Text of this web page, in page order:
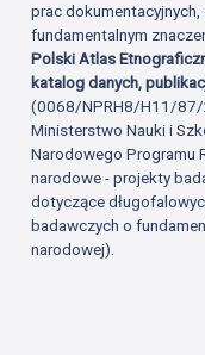
prac
fundamentalnym
Polski Atlas
katalog danych,
(0068/NPRH8/H11/87/
Ministerstwo Nauki i
Narodowego Programu
narodowe - projekty
dotyczące
badawczych o
narodowej).